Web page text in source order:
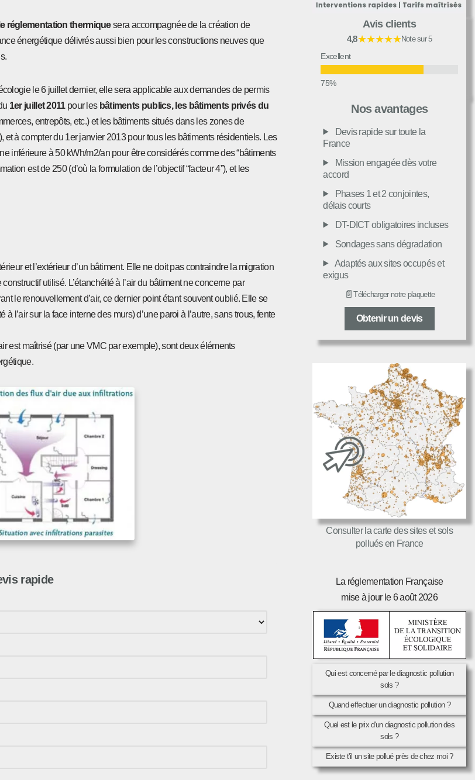
réglementation thermiquesera accompagnée de la création de
énergétique délivrés aussi bien pour les constructions neuves que
le 6 juillet dernier, elle sera applicable aux demandes de permis
1er juillet 2011 pour les bâtiments publics, les bâtiments privés du
entrepôts, etc.) et les bâtiments situés dans les zones de
et à compter du 1er janvier 2013 pour tous les bâtiments résidentiels. Les
inférieure à 50 kWh/m2/an pour être considérés comme des “bâtiments
est de 250 (d’où la formulation de l’objectif “facteur 4”), et les
et l’extérieur d’un bâtiment. Elle ne doit pas contraindre la migration
utilisé. L’étanchéité à l’air du bâtiment ne concerne par
le renouvellement d’air, ce dernier point étant souvent oublié. Elle se
l’air sur la face interne des murs) d’une paroi à l’autre, sans trous, fente
est maîtrisé (par une VMC par exemple), sont deux éléments
rapide
Avis clients
4,8★★★★★Note sur 5
Excellent
Moyen
Passable
Nos avantages
Devis rapide sur toute la
France
Mission engagée dès votre
accord
Phases 1 et 2 conjointes,
délais courts
DT-DICT obligatoires incluses
Sondages sans dégradation
Adaptés aux sites occupés et
exigus
📄Télécharger notre plaquette
Obtenir un devis
Consulter la carte des sites et sols
pollués en France
La réglementation Française
mise à jour le 6 août 2026
Qui est concerné par le diagnostic pollution
sols ?
Quand effectuer un diagnostic pollution ?
Quel est le prix d'un diagnostic pollution des
sols ?
Existe t'il un site pollué près de chez moi ?